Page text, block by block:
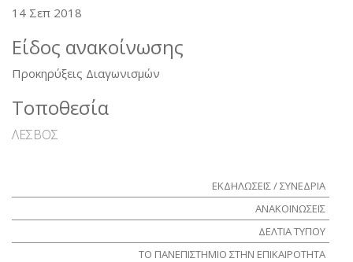
14 Σεπ 2018
Είδος ανακοίνωσης
Προκηρύξεις Διαγωνισμών
Τοποθεσία
ΛΕΣΒΟΣ
ΕΚΔΗΛΩΣΕΙΣ / ΣΥΝΕΔΡΙΑ
ΑΝΑΚΟΙΝΩΣΕΙΣ
ΔΕΛΤΙΑ ΤΥΠΟΥ
ΤΟ ΠΑΝΕΠΙΣΤΗΜΙΟ ΣΤΗΝ ΕΠΙΚΑΙΡΟΤΗΤΑ